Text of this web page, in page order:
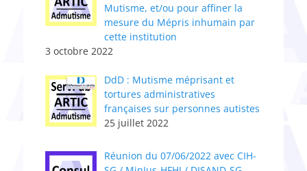
Mutisme, et/ou pour affiner la
mesure du Mépris inhumain par
cette institution
3 octobre 2022
DdD : Mutisme méprisant et
tortures administratives
françaises sur personnes autistes
25 juillet 2022
Réunion du 07/06/2022 avec CIH-